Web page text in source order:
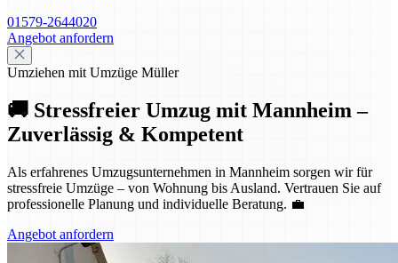
01579-2644020
Angebot anfordern
Umziehen mit Umzüge Müller
🚚 Stressfreier Umzug mit Mannheim –
Zuverlässig & Kompetent
Als erfahrenes Umzugsunternehmen in Mannheim sorgen wir für
stressfreie Umzüge – von Wohnung bis Ausland. Vertrauen Sie auf
professionelle Planung und individuelle Beratung. 💼
Angebot anfordern